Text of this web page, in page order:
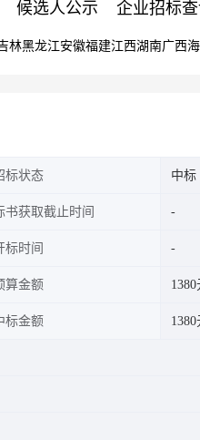
候选人公示 企业招标
林黑龙江安徽福建江西湖南广西
标状态 中标
书获取截止时间
标时间
算金额 1380
标金额 1380